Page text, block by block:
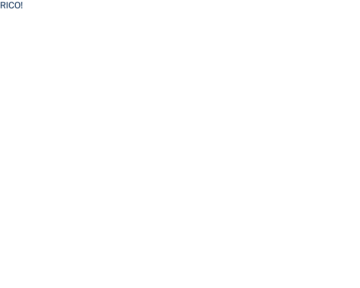
RICO!